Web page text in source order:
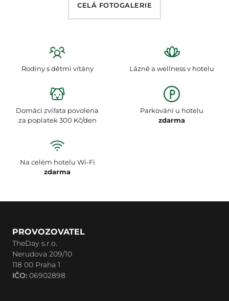
CELÁ FOTOGALERIE
Rodiny s dětmi vítány Lázně a wellness v hotelu
Domácí zvířata povolena
za poplatek 300 Kč/den
Parkování u hotelu
zdarma
Na celém hotelu Wi-Fi
zdarma
PROVOZOVATEL
TheDay s.r.o.
Nerudova 209/10
118 00 Praha 1
IČO: 06902898